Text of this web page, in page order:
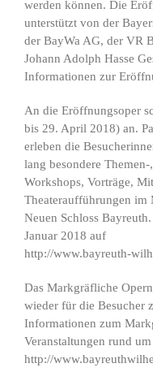
werden können. Die
unterstützt von der
der BayWa AG, der VR
Johann Adolph Hasse
Informationen zur
An die Eröffnungsoper
bis 29. April 2018) an.
erleben die
lang besondere
Workshops, Vorträge,
Theateraufführungen im
Neuen Schloss
Januar 2018 auf
http://www.bayreuth-
Das Markgräfliche
wieder für die Besucher
Informationen zum
Veranstaltungen rund
http://